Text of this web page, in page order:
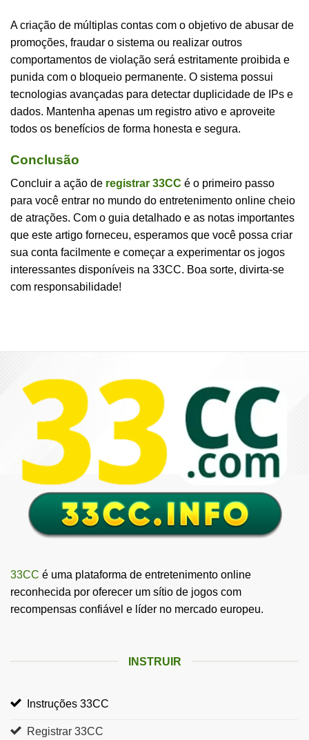
A criação de múltiplas contas com o objetivo de abusar de
promoções, fraudar o sistema ou realizar outros
comportamentos de violação será estritamente proibida e
punida com o bloqueio permanente. O sistema possui
tecnologias avançadas para detectar duplicidade de IPs e
dados. Mantenha apenas um registro ativo e aproveite
todos os benefícios de forma honesta e segura.
Conclusão
Concluir a ação de registrar 33CC é o primeiro passo
para você entrar no mundo do entretenimento online cheio
de atrações. Com o guia detalhado e as notas importantes
que este artigo forneceu, esperamos que você possa criar
sua conta facilmente e começar a experimentar os jogos
interessantes disponíveis na 33CC. Boa sorte, divirta-se
com responsabilidade!
33CC é uma plataforma de entretenimento online
reconhecida por oferecer um sítio de jogos com
recompensas confiável e líder no mercado europeu.
INSTRUIR
Instruções 33CC
Registrar 33CC